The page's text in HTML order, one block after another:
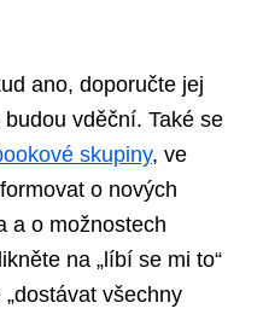
ano, doporučte jej
vděční. Také se
skupiny, ve
o nových
a o možnostech
na „líbí se mi to“
všechny